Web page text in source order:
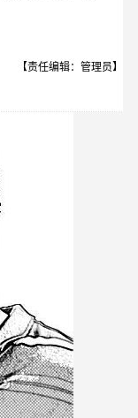
【责任编辑：管理员】